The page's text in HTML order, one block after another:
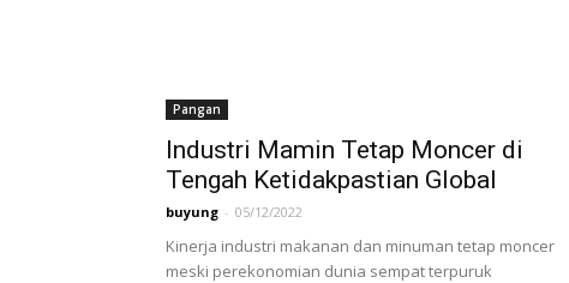
Pangan
Industri Mamin Tetap Moncer di
Tengah Ketidakpastian Global
buyung - 05/12/2022
Kinerja industri makanan dan minuman tetap moncer
meski perekonomian dunia sempat terpuruk